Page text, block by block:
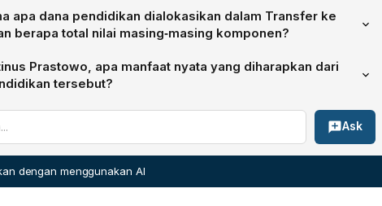
bahwa tuduhan bahwa alokasi dana pendidikan Rp 665
lewat dana desa tidak benar. Staf Khusus Menteri Keuangan Bidang
Yustinus Prastowo, menjelaskan bahwa penyaluran dana
skema Transfer ke Daerah (TKD), bukan dana desa. Dana
untuk keperluan spesifik desa sesuai kebutuhan, tidak
apa dana pendidikan dialokasikan dalam Transfer ke
berapa total nilai masing‑masing komponen?
pendidikan dialokasikan melalui beberapa skema: Dana Alokasi
Dana Bagi Hasil (DBH) sebesar Rp 212,1 triliun; Dana Alokasi
sebesar Rp 132,1 triliun, yang terdiri atas DAK Fisik Rp 15,8 triliun dan
Rp 116,3 triliun; serta Dana Otonomi Khusus (Otsus) Rp 2,2 triliun. Total
pendidikan mencapai Rp 346,5 triliun.
Prastowo, apa manfaat nyata yang diharapkan dari
tersebut?
bahwa anggaran pendidikan bertujuan meningkatkan
infrastruktur pendidikan yang layak. Manfaat nyata meliputi
Indonesia Pintar (PIP), Kartu Indonesia Pintar (KIP), Bantuan
Rp 135,5 triliun, yang langsung mendukung operasional sekolah bagi
Ask
dengan menggunakan AI